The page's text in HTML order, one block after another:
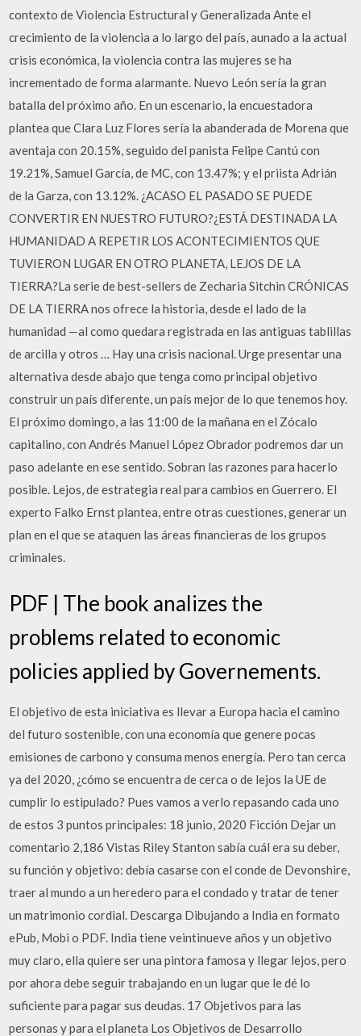
contexto de Violencia Estructural y Generalizada Ante el
crecimiento de la violencia a lo largo del país, aunado a la actual
crisis económica, la violencia contra las mujeres se ha
incrementado de forma alarmante. Nuevo León sería la gran
batalla del próximo año. En un escenario, la encuestadora
plantea que Clara Luz Flores sería la abanderada de Morena que
aventaja con 20.15%, seguido del panista Felipe Cantú con
19.21%, Samuel García, de MC, con 13.47%; y el priista Adrián
de la Garza, con 13.12%. ¿ACASO EL PASADO SE PUEDE
CONVERTIR EN NUESTRO FUTURO?¿ESTÁ DESTINADA LA
HUMANIDAD A REPETIR LOS ACONTECIMIENTOS QUE
TUVIERON LUGAR EN OTRO PLANETA, LEJOS DE LA
TIERRA?La serie de best-sellers de Zecharia Sitchin CRÓNICAS
DE LA TIERRA nos ofrece la historia, desde el lado de la
humanidad —al como quedara registrada en las antiguas tablillas
de arcilla y otros … Hay una crisis nacional. Urge presentar una
alternativa desde abajo que tenga como principal objetivo
construir un país diferente, un país mejor de lo que tenemos hoy.
El próximo domingo, a las 11:00 de la mañana en el Zócalo
capitalino, con Andrés Manuel López Obrador podremos dar un
paso adelante en ese sentido. Sobran las razones para hacerlo
posible. Lejos, de estrategia real para cambios en Guerrero. El
experto Falko Ernst plantea, entre otras cuestiones, generar un
plan en el que se ataquen las áreas financieras de los grupos
criminales.
PDF | The book analizes the
problems related to economic
policies applied by Governements.
El objetivo de esta iniciativa es llevar a Europa hacia el camino
del futuro sostenible, con una economía que genere pocas
emisiones de carbono y consuma menos energía. Pero tan cerca
ya del 2020, ¿cómo se encuentra de cerca o de lejos la UE de
cumplir lo estipulado? Pues vamos a verlo repasando cada uno
de estos 3 puntos principales: 18 junio, 2020 Ficción Dejar un
comentario 2,186 Vistas Riley Stanton sabía cuál era su deber,
su función y objetivo: debía casarse con el conde de Devonshire,
traer al mundo a un heredero para el condado y tratar de tener
un matrimonio cordial. Descarga Dibujando a India en formato
ePub, Mobi o PDF. India tiene veintinueve años y un objetivo
muy claro, ella quiere ser una pintora famosa y llegar lejos, pero
por ahora debe seguir trabajando en un lugar que le dé lo
suficiente para pagar sus deudas. 17 Objetivos para las
personas y para el planeta Los Objetivos de Desarrollo